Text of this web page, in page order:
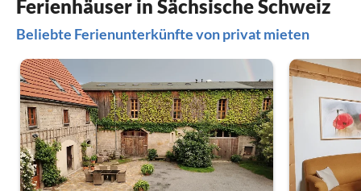
Ferienhäuser in Sächsische Schweiz
Beliebte Ferienunterkünfte von privat mieten